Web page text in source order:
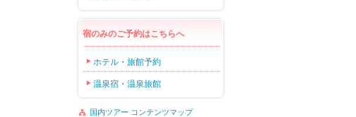
宿のみのご予約はこちらへ
ホテル・旅館予約
温泉宿・温泉旅館
国内ツアー コンテンツマップ